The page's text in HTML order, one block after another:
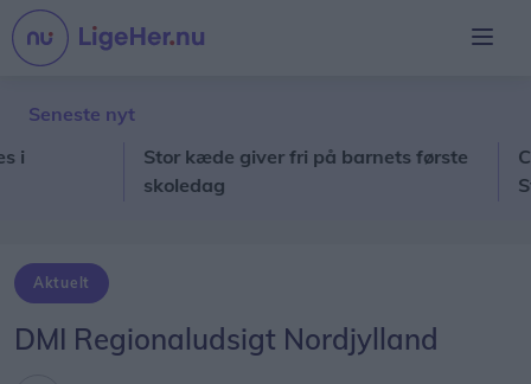
Seneste nyt
Stor kæde giver fri på barnets første
skoledag
Aktuelt
DMI Regionaludsigt Nordjylland